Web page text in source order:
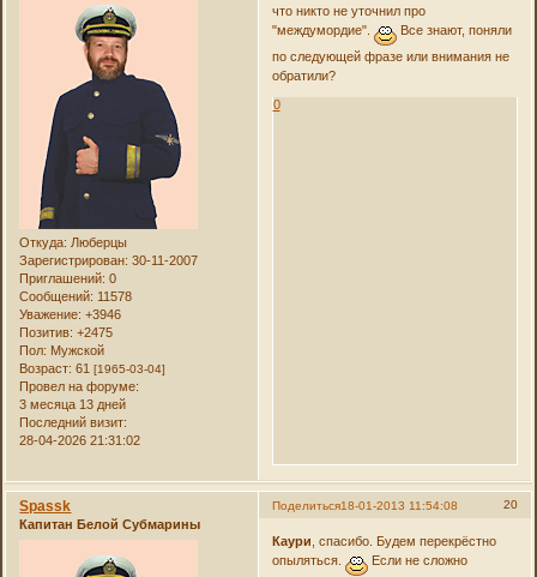
Откуда: Люберцы
Зарегистрирован: 30-11-2007
Приглашений: 0
Сообщений: 11578
Уважение: +3946
Позитив: +2475
Пол: Мужской
Возраст: 61[1965-03-04]
Провел на форуме:
3 месяца 13 дней
Последний визит:
28-04-2026 21:31:02
что никто не уточнил про
"междумордие".
Все знают, поняли
по следующей фразе или внимания не
обратили?
0
Поделиться 20
18-01-2013 11:54:08
Spassk
Капитан Белой Субмарины
Каури , спасибо. Будем перекрёстно
опыляться.
Если не сложно